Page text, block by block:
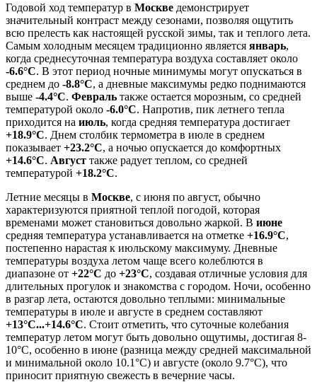
Годовой ход температур в Москве демонстрирует
значительный контраст между сезонами, позволяя ощутить
всю прелесть как настоящей русской зимы, так и теплого лета.
Самым холодным месяцем традиционно является январь,
когда среднесуточная температура воздуха составляет около
-6.6°C. В этот период ночные минимумы могут опускаться в
среднем до -8.8°C, а дневные максимумы редко поднимаются
выше -4.4°C. Февраль также остается морозным, со средней
температурой около -6.0°C. Напротив, пик летнего тепла
приходится на июль, когда средняя температура достигает
+18.9°C. Днем столбик термометра в июле в среднем
показывает +23.2°C, а ночью опускается до комфортных
+14.6°C. Август также радует теплом, со средней
температурой +18.2°C.
Летние месяцы в Москве, с июня по август, обычно
характеризуются приятной теплой погодой, которая
временами может становиться довольно жаркой. В июне
средняя температура устанавливается на отметке +16.9°C,
постепенно нарастая к июльскому максимуму. Дневные
температуры воздуха летом чаще всего колеблются в
диапазоне от +22°C до +23°C, создавая отличные условия для
длительных прогулок и знакомства с городом. Ночи, особенно
в разгар лета, остаются довольно теплыми: минимальные
температуры в июле и августе в среднем составляют
+13°C...+14.6°C. Стоит отметить, что суточные колебания
температур летом могут быть довольно ощутимы, достигая 8-
10°C, особенно в июне (разница между средней максимальной
и минимальной около 10.1°C) и августе (около 9.7°C), что
приносит приятную свежесть в вечерние часы.